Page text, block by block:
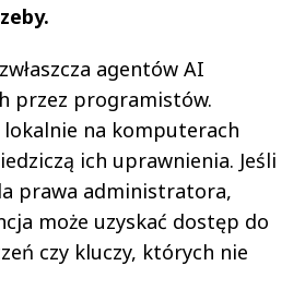
agentów AI
przez programistów.
lokalnie na komputerach
ich uprawnienia. Jeśli
prawa administratora,
może uzyskać dostęp do
czy kluczy, których nie